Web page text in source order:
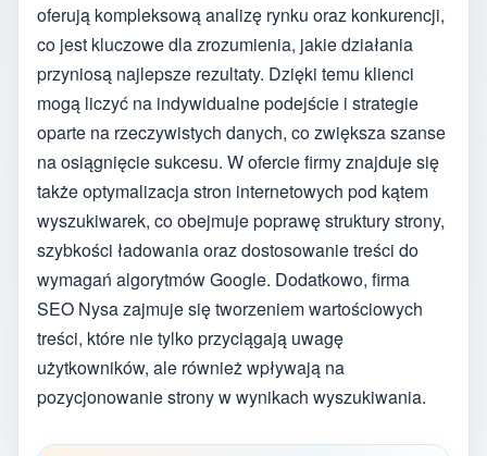
oferują kompleksową analizę rynku oraz konkurencji,
co jest kluczowe dla zrozumienia, jakie działania
przyniosą najlepsze rezultaty. Dzięki temu klienci
mogą liczyć na indywidualne podejście i strategie
oparte na rzeczywistych danych, co zwiększa szanse
na osiągnięcie sukcesu. W ofercie firmy znajduje się
także optymalizacja stron internetowych pod kątem
wyszukiwarek, co obejmuje poprawę struktury strony,
szybkości ładowania oraz dostosowanie treści do
wymagań algorytmów Google. Dodatkowo, firma
SEO Nysa zajmuje się tworzeniem wartościowych
treści, które nie tylko przyciągają uwagę
użytkowników, ale również wpływają na
pozycjonowanie strony w wynikach wyszukiwania.